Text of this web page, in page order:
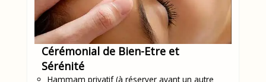
Cérémonial de Bien-Etre et
Sérénité
Hammam privatif (à réserver avant un autre